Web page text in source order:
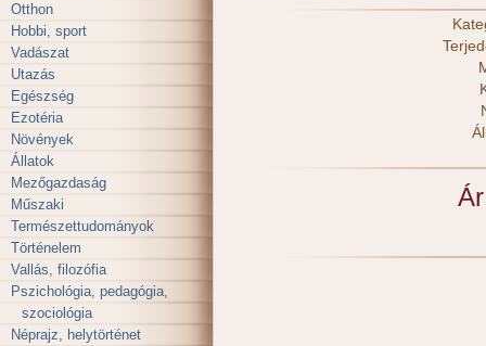
Otthon
Hobbi, sport
Vadászat
Utazás
Egészség
Ezotéria
Növények
Állatok
Mezőgazdaság
Műszaki
Természettudományok
Történelem
Vallás, filozófia
Pszichológia, pedagógia,
szociológia
Néprajz, helytörténet